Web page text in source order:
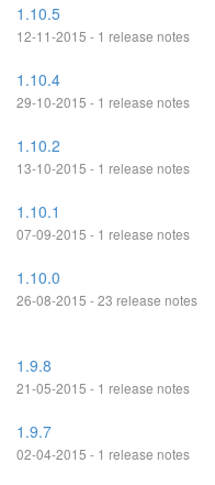
1.10.5
12-11-2015 - 1 release notes
1.10.4
29-10-2015 - 1 release notes
1.10.2
13-10-2015 - 1 release notes
1.10.1
07-09-2015 - 1 release notes
1.10.0
26-08-2015 - 23 release notes
1.9.8
21-05-2015 - 1 release notes
1.9.7
02-04-2015 - 1 release notes